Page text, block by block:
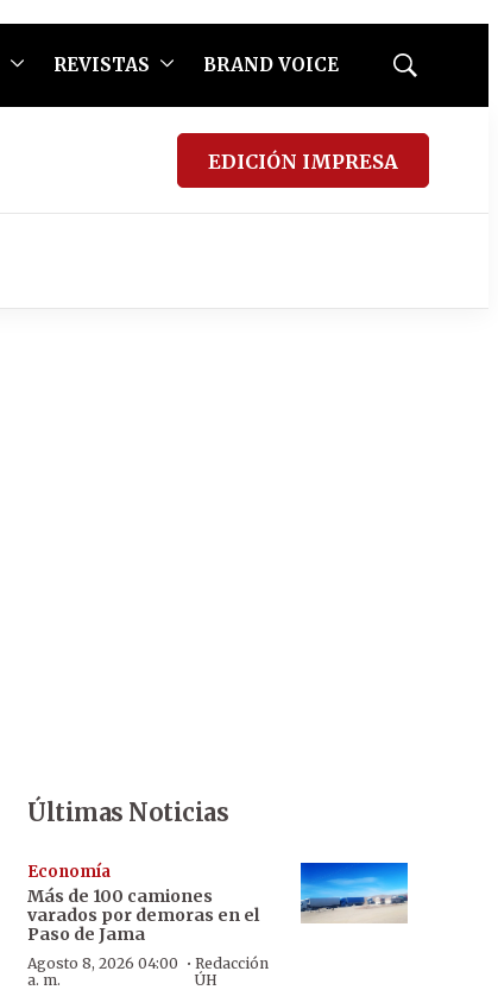
REVISTAS BRAND VOICE
Mostrar
EDICIÓN IMPRESA
Últimas Noticias
Economía
Más de 100 camiones
varados por demoras en el
Paso de Jama
Agosto 8, 2026 04:00
a. m.
· Redacción
ÚH